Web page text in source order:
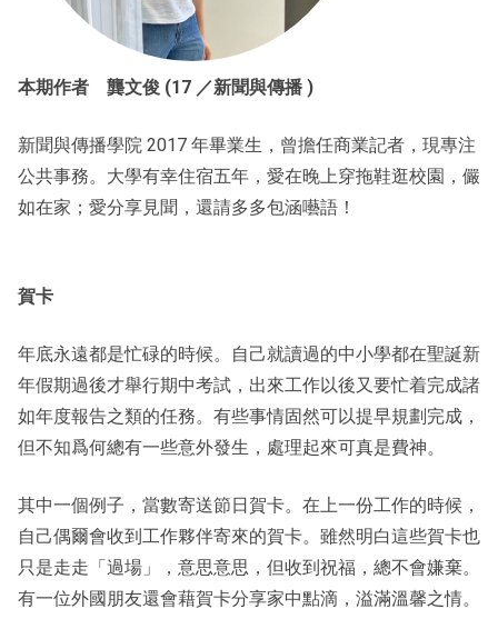
本期作者 龔文俊 (17 ／新聞與傳播 )
新聞與傳播學院 2017 年畢業生，曾擔任商業記者，現專注
公共事務。大學有幸住宿五年，愛在晚上穿拖鞋逛校園，儼
如在家；愛分享見聞，還請多多包涵囈語！
賀卡
年底永遠都是忙碌的時候。自己就讀過的中小學都在聖誕新
年假期過後才舉行期中考試，出來工作以後又要忙着完成諸
如年度報告之類的任務。有些事情固然可以提早規劃完成，
但不知爲何總有一些意外發生，處理起來可真是費神。
其中一個例子，當數寄送節日賀卡。在上一份工作的時候，
自己偶爾會收到工作夥伴寄來的賀卡。雖然明白這些賀卡也
只是走走「過場」，意思意思，但收到祝福，總不會嫌棄。
有一位外國朋友還會藉賀卡分享家中點滴，溢滿溫馨之情。